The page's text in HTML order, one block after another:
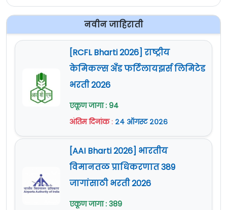
नवीन जाहिराती
[RCFL Bharti 2026] राष्ट्रीय
केमिकल्स अँड फर्टिलायझर्स लिमिटेड
भरती 2026
एकूण जागा : 94
अंतिम दिनांक: २४ ऑगस्ट २०२६
[AAI Bharti 2026] भारतीय
विमानतळ प्राधिकरणात 389
जागांसाठी भरती 2026
एकूण जागा : 389